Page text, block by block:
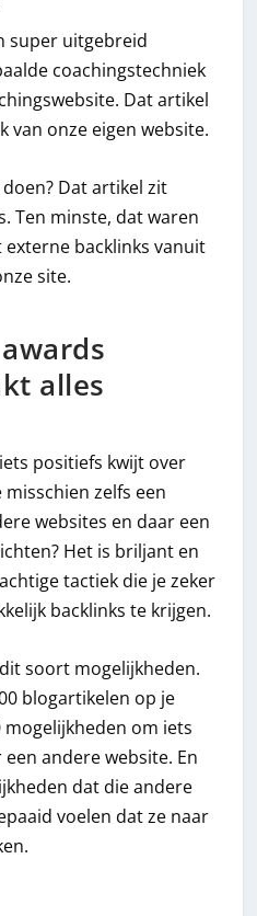
super uitgebreid
coachingstechniek
Dat artikel
van onze eigen website.
Dat artikel zit
Ten minste, dat waren
backlinks vanuit
site.
alles
positiefs kwijt over
zelfs een
websites en daar een
Het is briljant en
tactiek die je zeker
backlinks te krijgen.
soort mogelijkheden.
blogartikelen op je
mogelijkheden om iets
andere website. En
dat die andere
voelen dat ze naar